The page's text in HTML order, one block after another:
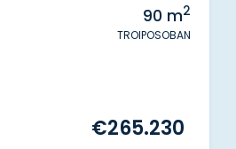
90 m2
TROIPOSOBAN
€265.230